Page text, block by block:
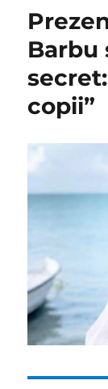
Barbu
copii”